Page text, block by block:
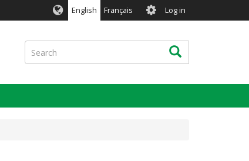
English Français User
account
menu
Log in
Search Search